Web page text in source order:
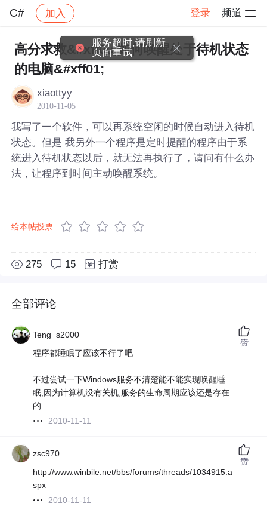
C# 加入 登录 频道
社区 C# 帖子详情
高分求救&#xff0c;如何唤醒处于待机状态
的电脑&#xff01;
xiaottyy
2010-11-05
我写了一个软件，可以再系统空闲的时候自动进入待机
状态。但是 我另外一个程序是定时提醒的程序由于系
统进入待机状态以后，就无法再执行了，请问有什么办
法，让程序到时间主动唤醒系统。
给本帖投票
275 15 打赏
全部评论
Teng_s2000
程序都睡眠了应该不行了吧
不过尝试一下Windows服务不清楚能不能实现唤醒睡
眠,因为计算机没有关机,服务的生命周期应该还是存在
的
2010-11-11
赞
zsc970
http://www.winbile.net/bbs/forums/threads/1034915.a
spx
2010-11-11
赞
服务超时,请刷新
页面重试